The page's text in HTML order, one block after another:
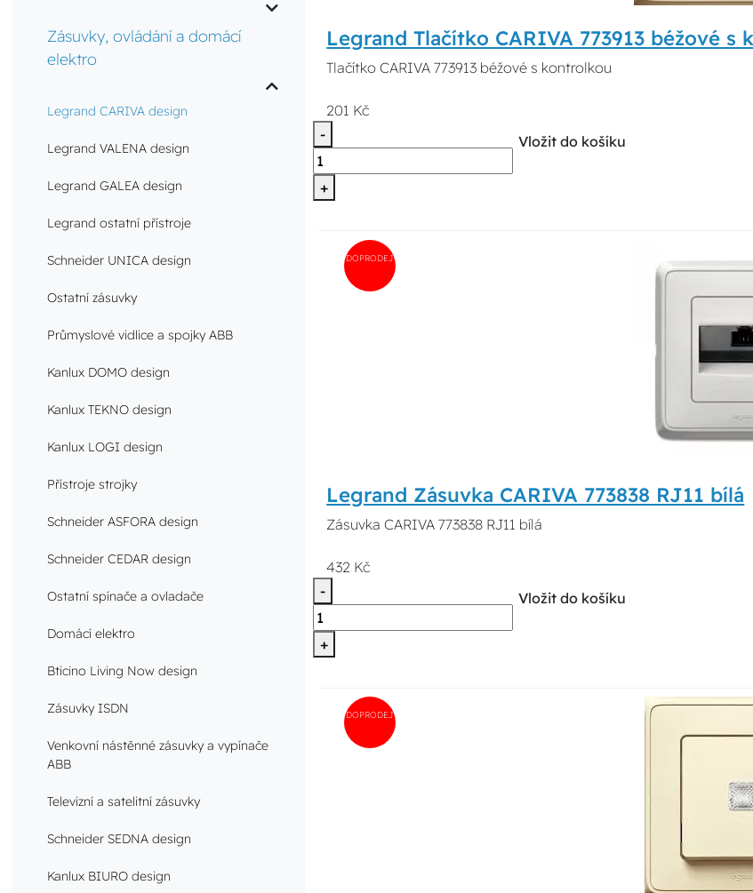
Zásuvky, ovládání a domácí
elektro
Legrand CARIVA design
Legrand VALENA design
Legrand GALEA design
Legrand ostatní přístroje
Schneider UNICA design
Ostatní zásuvky
Průmyslové vidlice a spojky ABB
Kanlux DOMO design
Kanlux TEKNO design
Kanlux LOGI design
Přístroje strojky
Schneider ASFORA design
Schneider CEDAR design
Ostatní spínače a ovladače
Domácí elektro
Bticino Living Now design
Zásuvky ISDN
Venkovní nástěnné zásuvky a vypínače
ABB
Televizní a satelitní zásuvky
Schneider SEDNA design
Kanlux BIURO design
Legrand Tlačítko CARIVA 773913 béžové s
Tlačítko CARIVA 773913 béžové s kontrolkou
201 Kč
-
+
Vložit do košíku
DOPRODEJ
Legrand Zásuvka CARIVA 773838 RJ11 bílá
Zásuvka CARIVA 773838 RJ11 bílá
432 Kč
-
+
Vložit do košíku
DOPRODEJ